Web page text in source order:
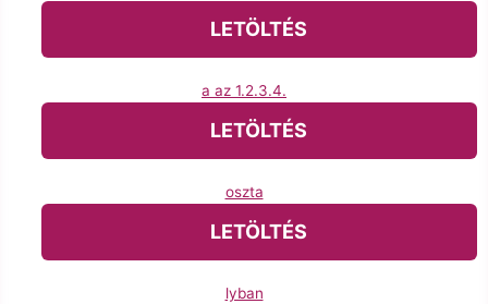
LETÖLTÉS
a az 1.2.3.4.
LETÖLTÉS
oszta
LETÖLTÉS
lyban